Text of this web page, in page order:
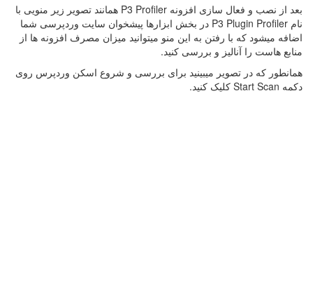
بعد از نصب و فعال سازی افزونه P3 Profiler همانند تصویر زیر منویی با
نام P3 Plugin Profiler در بخش ابزارها پیشخوان سایت وردپرسی شما
اضافه میشود که با رفتن به این منو میتوانید میزان مصرف افزونه ها از
منابع هاست را آنالیز و بررسی کنید.
همانطور که در تصویر میبینید برای بررسی و شروع اسکن وردپرس روی
دکمه Start Scan کلیک کنید.